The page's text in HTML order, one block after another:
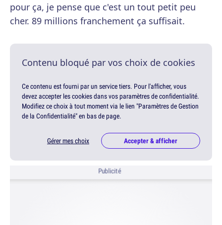
pour ça, je pense que c'est un tout petit peu
cher. 89 millions franchement ça suffisait.
Contenu bloqué par vos choix de cookies
Ce contenu est fourni par un service tiers. Pour l'afficher, vous
devez accepter les cookies dans vos paramètres de confidentialité.
Modifiez ce choix à tout moment via le lien "Paramètres de Gestion
de la Confidentialité" en bas de page.
Gérer mes choix Accepter & afficher
Publicité